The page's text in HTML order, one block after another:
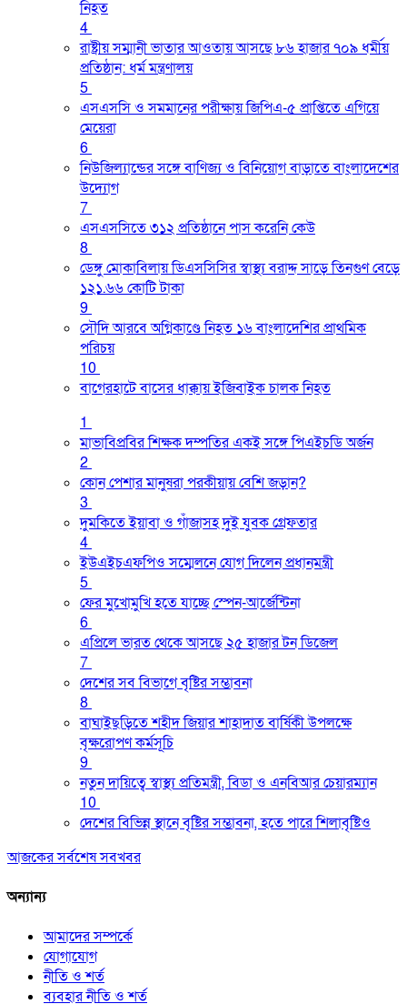
নিহত
4
রাষ্ট্রীয় সম্মানী ভাতার আওতায় আসছে ৮৬ হাজার ৭০৯ ধর্মীয়
প্রতিষ্ঠান: ধর্ম মন্ত্রণালয়
5
এসএসসি ও সমমানের পরীক্ষায় জিপিএ-৫ প্রাপ্তিতে এগিয়ে
মেয়েরা
6
নিউজিল্যান্ডের সঙ্গে বাণিজ্য ও বিনিয়োগ বাড়াতে বাংলাদেশের
উদ্যোগ
7
এসএসসিতে ৩১২ প্রতিষ্ঠানে পাস করেনি কেউ
8
ডেঙ্গু মোকাবিলায় ডিএসসিসির স্বাস্থ্য বরাদ্দ সাড়ে তিনগুণ বেড়ে
১২১.৬৬ কোটি টাকা
9
সৌদি আরবে অগ্নিকাণ্ডে নিহত ১৬ বাংলাদেশির প্রাথমিক
পরিচয়
10
বাগেরহাটে বাসের ধাক্কায় ইজিবাইক চালক নিহত
1
মাভাবিপ্রবির শিক্ষক দম্পতির একই সঙ্গে পিএইচডি অর্জন
2
কোন পেশার মানুষরা পরকীয়ায় বেশি জড়ান?
3
দুমকিতে ইয়াবা ও গাঁজাসহ দুই যুবক গ্রেফতার
4
ইউএইচএফপিও সম্মেলনে যোগ দিলেন প্রধানমন্ত্রী
5
ফের মুখোমুখি হতে যাচ্ছে স্পেন-আর্জেন্টিনা
6
এপ্রিলে ভারত থেকে আসছে ২৫ হাজার টন ডিজেল
7
দেশের সব বিভাগে বৃষ্টির সম্ভাবনা
8
বাঘাইছড়িতে শহীদ জিয়ার শাহাদাত বার্ষিকী উপলক্ষে
বৃক্ষরোপণ কর্মসূচি
9
নতুন দায়িত্বে স্বাস্থ্য প্রতিমন্ত্রী, বিডা ও এনবিআর চেয়ারম্যান
10
দেশের বিভিন্ন স্থানে বৃষ্টির সম্ভাবনা, হতে পারে শিলাবৃষ্টিও
আজকের সর্বশেষ সবখবর
অন্যান্য
আমাদের সম্পর্কে
যোগাযোগ
নীতি ও শর্ত
ব্যবহার নীতি ও শর্ত